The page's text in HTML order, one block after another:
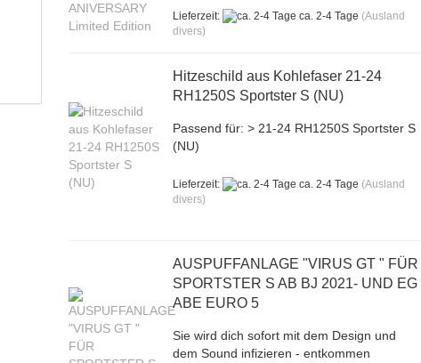
Lieferzeit: ca. 2-4 Tage (Ausland
divers)
Hitzeschild aus Kohlefaser 21-24
RH1250S Sportster S (NU)
Passend für: > 21-24 RH1250S Sportster S
(NU)
Lieferzeit: ca. 2-4 Tage (Ausland
divers)
AUSPUFFANLAGE "VIRUS GT " FÜR
SPORTSTER S AB BJ 2021- UND EG
ABE EURO 5
Sie wird dich sofort mit dem Design und
dem Sound infizieren - entkommen